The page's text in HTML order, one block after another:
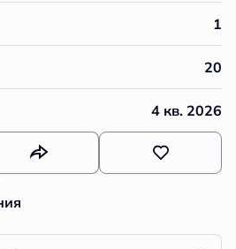
1
20
4 кв. 2026